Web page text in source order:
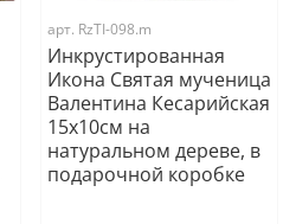
арт. RzTI-098.m
Инкрустированная
Икона Святая мученица
Валентина Кесарийская
15х10см на
натуральном дереве, в
подарочной коробке